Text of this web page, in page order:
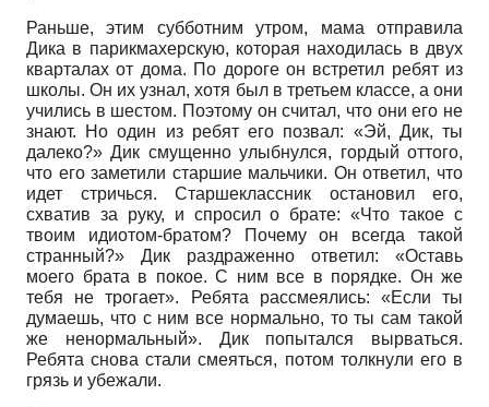
Раньше, этим субботним утром, мама отправила
Дика в парикмахерскую, которая находилась в двух
кварталах от дома. По дороге он встретил ребят из
школы. Он их узнал, хотя был в третьем классе, а они
учились в шестом. Поэтому он считал, что они его не
знают. Но один из ребят его позвал: «Эй, Дик, ты
далеко?» Дик смущенно улыбнулся, гордый оттого,
что его заметили старшие мальчики. Он ответил, что
идет стричься. Старшеклассник остановил его,
схватив за руку, и спросил о брате: «Что такое с
твоим идиотом-братом? Почему он всегда такой
странный?» Дик раздраженно ответил: «Оставь
моего брата в покое. С ним все в порядке. Он же
тебя не трогает». Ребята рассмеялись: «Если ты
думаешь, что с ним все нормально, то ты сам такой
же ненормальный». Дик попытался вырваться.
Ребята снова стали смеяться, потом толкнули его в
грязь и убежали.